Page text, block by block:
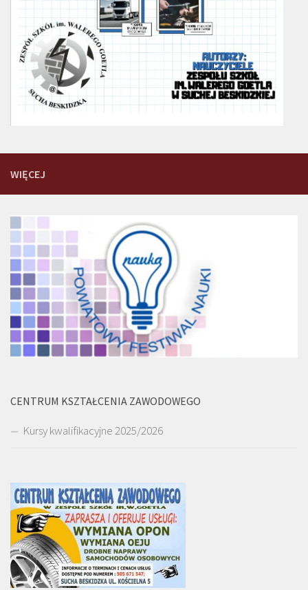
WIĘCEJ
CENTRUM KSZTAŁCENIA ZAWODOWEGO
Kursy kwalifikacyjne 2025/2026